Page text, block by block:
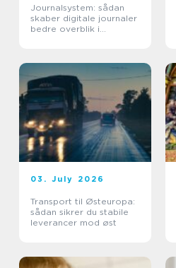
Journalsystem: sådan
skaber digitale journaler
bedre overblik i
03. July 2026
Transport til Østeuropa:
sådan sikrer du stabile
leverancer mod øst